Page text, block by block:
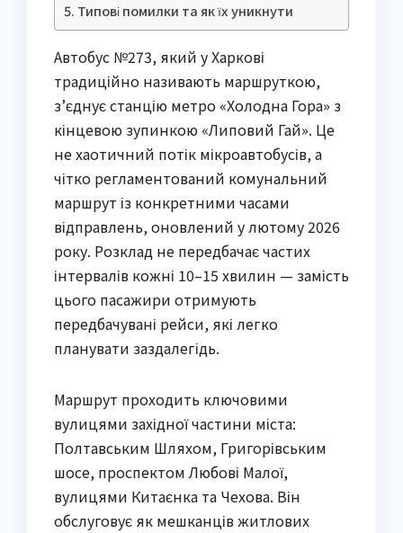
Типові помилки та як їх уникнути
Автобус №273, який у Харкові
традиційно називають маршруткою,
з’єднує станцію метро «Холодна Гора» з
кінцевою зупинкою «Липовий Гай». Це
не хаотичний потік мікроавтобусів, а
чітко регламентований комунальний
маршрут із конкретними часами
відправлень, оновлений у лютому 2026
року. Розклад не передбачає частих
інтервалів кожні 10–15 хвилин — замість
цього пасажири отримують
передбачувані рейси, які легко
планувати заздалегідь.
Маршрут проходить ключовими
вулицями західної частини міста:
Полтавським Шляхом, Григорівським
шосе, проспектом Любові Малої,
вулицями Китаєнка та Чехова. Він
обслуговує як мешканців житлових